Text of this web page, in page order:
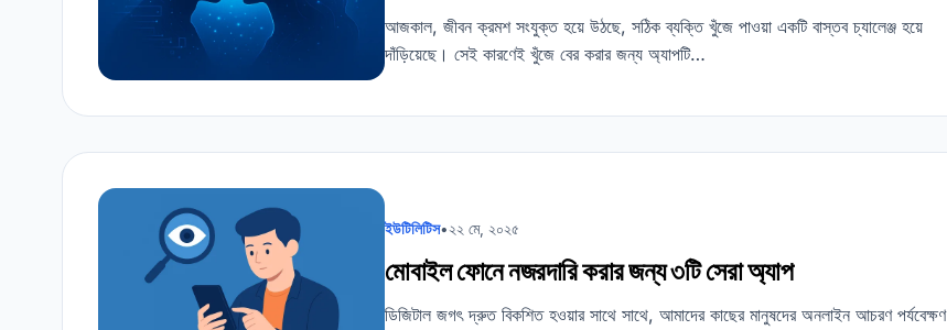
আজকাল, জীবন ক্রমশ সংযুক্ত হয়ে উঠছে, সঠিক ব্যক্তি খুঁজে পাওয়া একটি বাস্তব চ্যালেঞ্জ হয়ে
দাঁড়িয়েছে। সেই কারণেই খুঁজে বের করার জন্য অ্যাপটি…
ইউটিলিটিস•২২ মে, ২০২৫
মোবাইল ফোনে নজরদারি করার জন্য ৩টি সেরা অ্যাপ
ডিজিটাল জগৎ দ্রুত বিকশিত হওয়ার সাথে সাথে, আমাদের কাছের মানুষদের অনলাইন আচরণ পর্যবেক্ষণ